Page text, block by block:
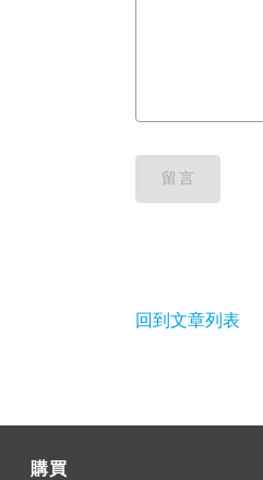
留言
回到文章列表
購買